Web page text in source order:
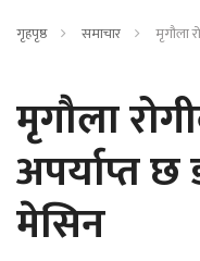
गृहपृष्ठ समाचार मृगौला
मृगौला
अपर्याप्त
मेसिन